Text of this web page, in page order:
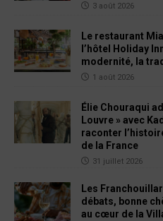
3 août 2026
Le restaurant
l’hôtel Holiday
modernité, la
1 août 2026
Élie Chouraqui
Louvre » avec
raconter
de la France
31 juillet 2026
Les
débats, bonne
au cœur de la